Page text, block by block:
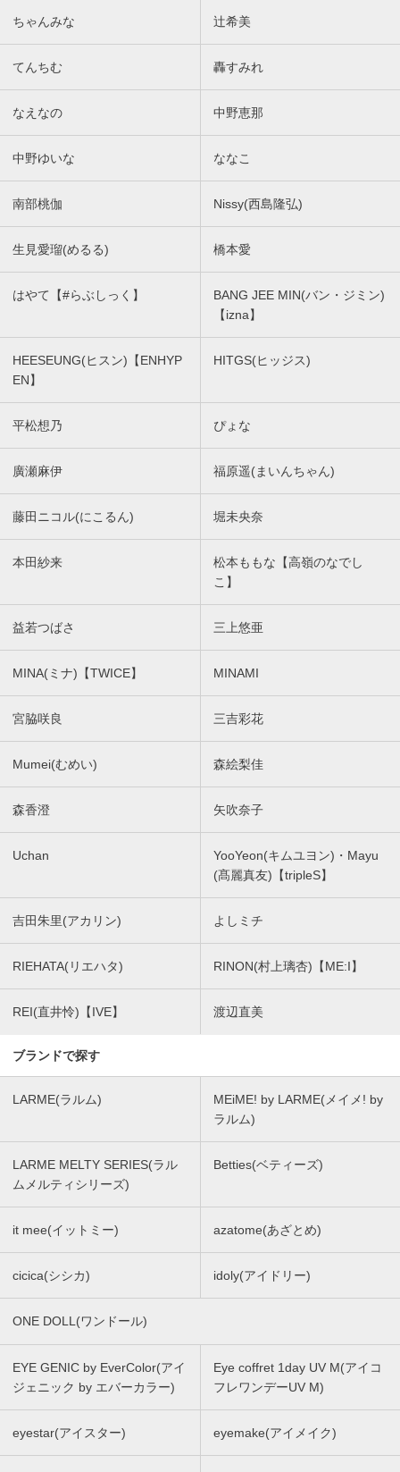
ちゃんみな 辻希美
てんちむ 轟すみれ
なえなの 中野恵那
中野ゆいな ななこ
南部桃伽 Nissy(西島隆弘)
生見愛瑠(めるる) 橋本愛
はやて【#らぶしっく】
BANG JEE MIN(バン・ジミン)
【izna】
HEESEUNG(ヒスン)【ENHYP
EN】
HITGS(ヒッジス)
平松想乃 ぴょな
廣瀬麻伊 福原遥(まいんちゃん)
藤田ニコル(にこるん) 堀未央奈
本田紗来
松本ももな【高嶺のなでし
こ】
益若つばさ 三上悠亜
MINA(ミナ)【TWICE】 MINAMI
宮脇咲良 三吉彩花
Mumei(むめい) 森絵梨佳
森香澄 矢吹奈子
Uchan
YooYeon(キムユヨン)・Mayu
(髙麗真友)【tripleS】
吉田朱里(アカリン) よしミチ
RIEHATA(リエハタ) RINON(村上璃杏)【ME:I】
REI(直井怜)【IVE】 渡辺直美
ブランドで探す
LARME(ラルム)
MEiME! by LARME(メイメ! by
ラルム)
LARME MELTY SERIES(ラル
ムメルティシリーズ)
Betties(ベティーズ)
it mee(イットミー) azatome(あざとめ)
cicica(シシカ) idoly(アイドリー)
ONE DOLL(ワンドール)
EYE GENIC by EverColor(アイ
ジェニック by エバーカラー)
Eye coffret 1day UV M(アイコ
フレワンデーUV M)
eyestar(アイスター) eyemake(アイメイク)